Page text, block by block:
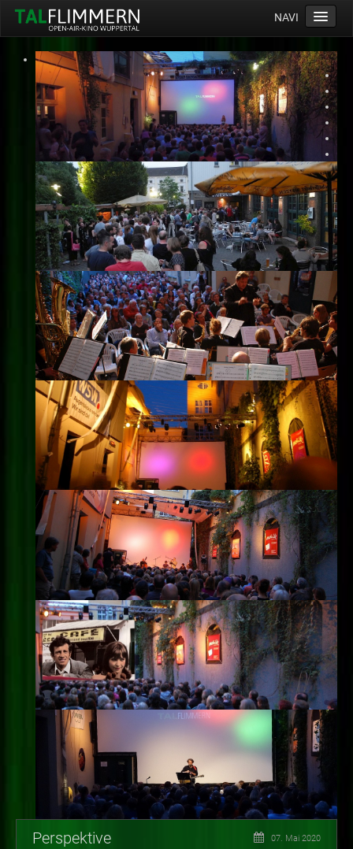
NAVI
Home
Programm
Service
Ticketinfos
Ort
Anreise
Wetter
Kinogutschein
Konzept
Archiv
Kontakt
Impressum
Datenschutz
Perspektive 07. Mai 2020